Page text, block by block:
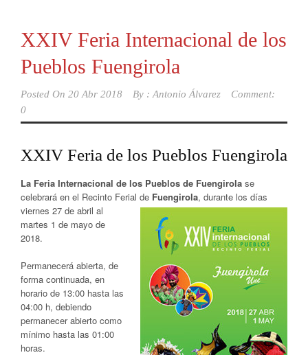
XXIV Feria Internacional de los
Pueblos Fuengirola
Posted On 20 Abr 2018 By : Antonio Álvarez
Comment:
0
XXIV Feria de los Pueblos Fuengirola
La Feria Internacional de los Pueblos de Fuengirola se
celebrará en el Recinto Ferial de Fuengirola, durante los días
viernes 27 de abril al
martes 1 de mayo de
2018.
Permanecerá abierta, de
forma continuada, en
horario de 13:00 hasta las
04:00 h, debiendo
permanecer abierto como
mínimo hasta las 01:00
horas.